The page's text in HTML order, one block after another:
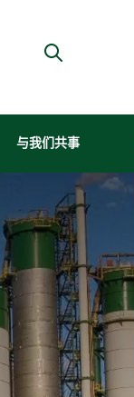
更高效、更可持续
我们的生产是负责任
的，符合可持续发展
的要求，并确保自然
资源对当代和后代的
可持续性。
巴西
埃尔
多拉
多采
用最
佳的
公司
治理
与我们共事
共事
是埃
）
场上
的战
之
拉多
我们重视
与记者以
及地方、
区域和国
家媒体的
透明关
系。